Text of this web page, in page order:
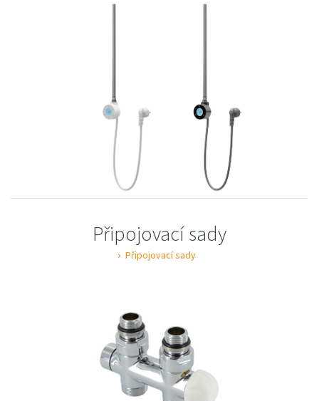
Připojovací sady
Připojovací sady